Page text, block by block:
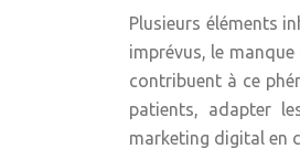
Plusieurs éléments
imprévus, le
contribuent à ce
patients, adapter
marketing digital en